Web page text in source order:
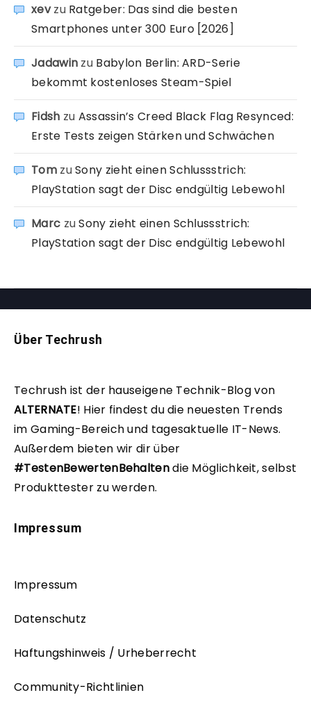
xevzu Ratgeber: Das sind die besten
Smartphones unter 300 Euro [2026]
Jadawin zu Babylon Berlin: ARD-Serie
bekommt kostenloses Steam-Spiel
Fidsh zu Assassin’s Creed Black Flag Resynced:
Erste Tests zeigen Stärken und Schwächen
TomzuSony zieht einen Schlussstrich:
PlayStation sagt der Disc endgültig Lebewohl
Marc zuSony zieht einen Schlussstrich:
PlayStation sagt der Disc endgültig Lebewohl
Über Techrush
Techrush ist der hauseigene Technik-Blog von
ALTERNATE! Hier findest du die neuesten Trends
im Gaming-Bereich und tagesaktuelle IT-News.
Außerdem bieten wir dir über
#TestenBewertenBehaltendie Möglichkeit, selbst
Produkttester zu werden.
Impressum
Impressum
Datenschutz
Haftungshinweis / Urheberrecht
Community-Richtlinien